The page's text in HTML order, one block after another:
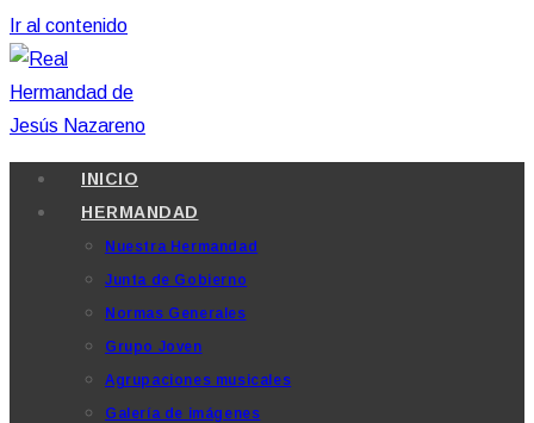
Ir al contenido
INICIO
HERMANDAD
Nuestra Hermandad
Junta de Gobierno
Normas Generales
Grupo Joven
Agrupaciones musicales
Galería de imágenes